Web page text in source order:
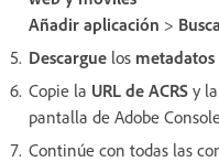
Añadir aplicación >
Descargue los metadatos
Copie la URL de ACRS y la
pantalla de Adobe
Continúe con todas las